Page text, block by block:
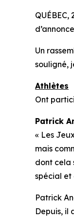
QUÉBEC,
Un
souligné,
Athlètes
Ont
Patrick
« Les
mais
dont cela
spécial et
Patrick
Depuis, il